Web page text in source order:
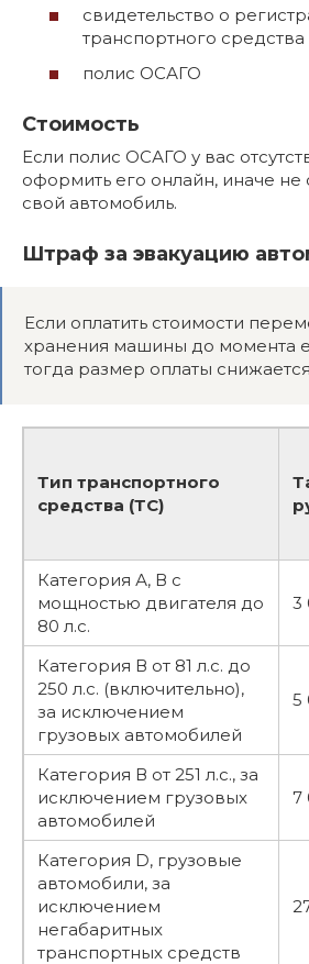
свидетельство о
транспортного средства
полис ОСАГО
Стоимость
Если полис ОСАГО у вас
оформить его онлайн, иначе не
свой автомобиль.
Штраф за эвакуацию
Если оплатить стоимости
хранения машины до момента
тогда размер оплаты
Тип транспортного
средства (ТС)
Категория А, В с
мощностью двигателя до
80 л.с.
3
Категория В от 81 л.с. до
250 л.с. (включительно),
за исключением
грузовых автомобилей
5
Категория В от 251 л.с., за
исключением грузовых
автомобилей
7
Категория D, грузовые
автомобили, за
исключением
негабаритных
транспортных средств